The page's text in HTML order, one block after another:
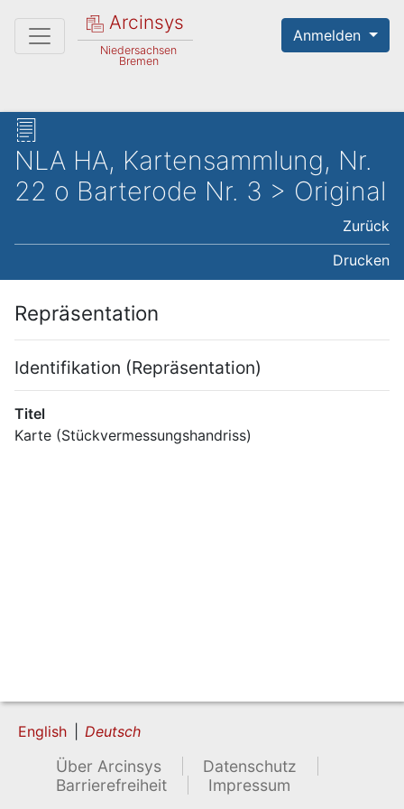
Arcinsys
Niedersachsen
Bremen
Anmelden
NLA HA, Kartensammlung, Nr.
22 o Barterode Nr. 3 > Original
Zurück
Drucken
Repräsentation
Identifikation (Repräsentation)
Titel
Karte (Stückvermessungshandriss)
English Deutsch
Über Arcinsys
Datenschutz
Barrierefreiheit
Impressum